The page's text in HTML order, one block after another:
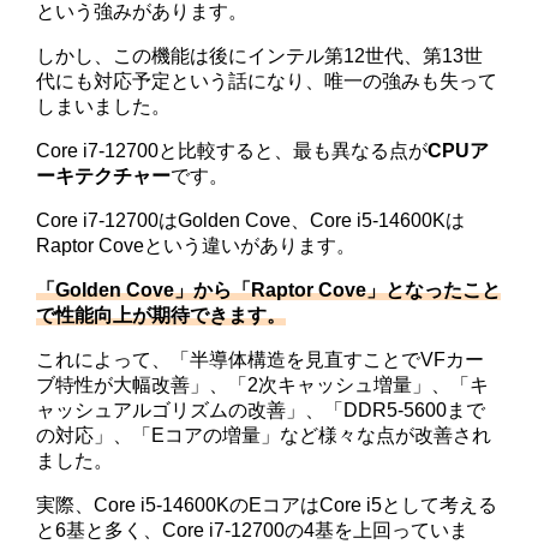
という強みがあります。
しかし、この機能は後にインテル第12世代、第13世
代にも対応予定という話になり、唯一の強みも失って
しまいました。
Core i7-12700と比較すると、最も異なる点がCPUア
ーキテクチャーです。
Core i7-12700はGolden Cove、Core i5-14600Kは
Raptor Coveという違いがあります。
「Golden Cove」から「Raptor Cove」となったこと
で性能向上が期待できます。
これによって、「半導体構造を見直すことでVFカー
ブ特性が大幅改善」、「2次キャッシュ増量」、「キ
ャッシュアルゴリズムの改善」、「DDR5-5600まで
の対応」、「Eコアの増量」など様々な点が改善され
ました。
実際、Core i5-14600KのEコアはCore i5として考える
と6基と多く、Core i7-12700の4基を上回っていま